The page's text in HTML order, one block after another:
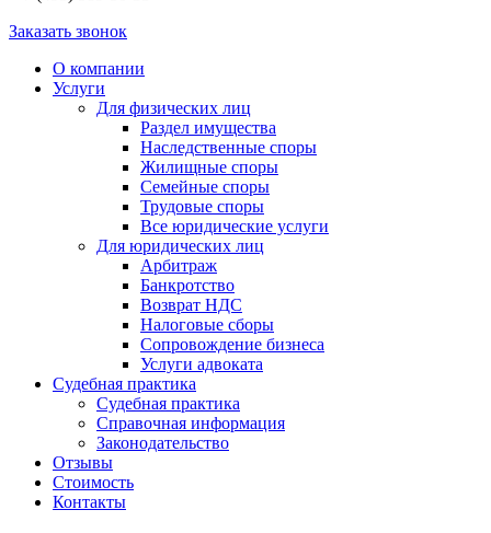
Заказать звонок
О компании
Услуги
Для физических лиц
Раздел имущества
Наследственные споры
Жилищные споры
Семейные споры
Трудовые споры
Все юридические услуги
Для юридических лиц
Арбитраж
Банкротство
Возврат НДС
Налоговые сборы
Сопровождение бизнеса
Услуги адвоката
Судебная практика
Судебная практика
Справочная информация
Законодательство
Отзывы
Стоимость
Контакты